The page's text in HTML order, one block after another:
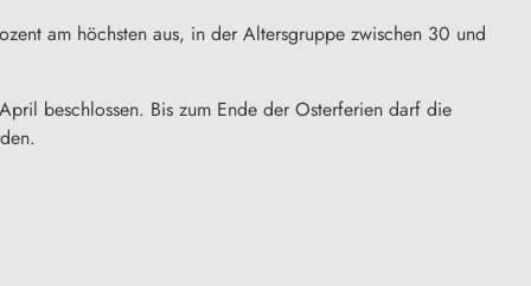
am höchsten aus, in der Altersgruppe zwischen 30 und
beschlossen. Bis zum Ende der Osterferien darf die